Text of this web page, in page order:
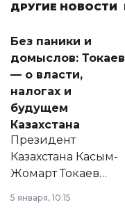
ДРУГИЕ НОВОСТИ
Без паники и
домыслов: Токаев
— о власти,
налогах и
будущем
Казахстана
Президент
Казахстана Касым-
Жомарт Токаев
сразу несколько
5 января, 10:15